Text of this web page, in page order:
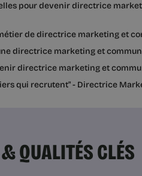
pour devenir directrice
de directrice marketing et
directrice marketing et
directrice marketing et
qui recrutent" - Directrice
QUALITÉS CLÉS